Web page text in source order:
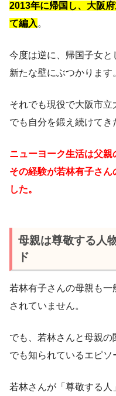
2013年に帰国し、大阪
て編入 。
今度は逆に、帰国子女と
新たな壁にぶつかります
それでも現役で大阪市
でも自分を鍛え続けてき
ニューヨーク生活は父親
その経験が若林有子さ
した。
母親は尊敬する人
ド
若林有子さんの母親も
されていません。
でも、若林さんと母親
でも知られているエピソ
若林さんが「尊敬する